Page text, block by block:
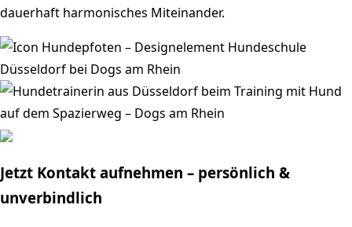
dauerhaft harmonisches Miteinander.
Jetzt Kontakt aufnehmen – persönlich &
unverbindlich